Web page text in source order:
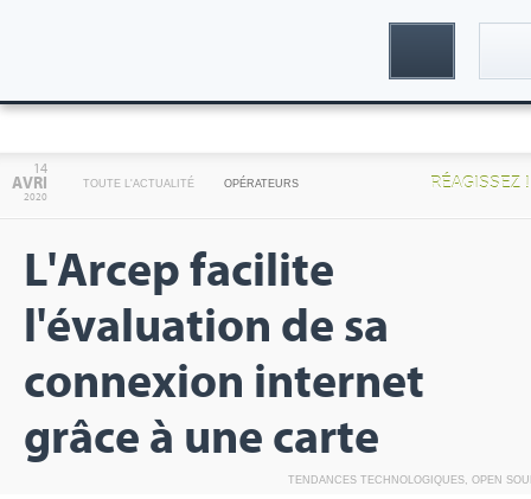
Inscription
14
AVRI
2020
TOUTE L'ACTUALITÉ OPÉRATEURS RÉAGISSEZ !
L'Arcep facilite
l'évaluation de sa
connexion internet
grâce à une carte
TENDANCES TECHNOLOGIQUES, OPEN